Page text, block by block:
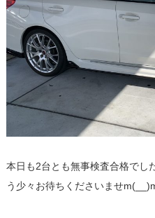
本日も2台とも無事検査合格でし
う少々お待ちくださいませ